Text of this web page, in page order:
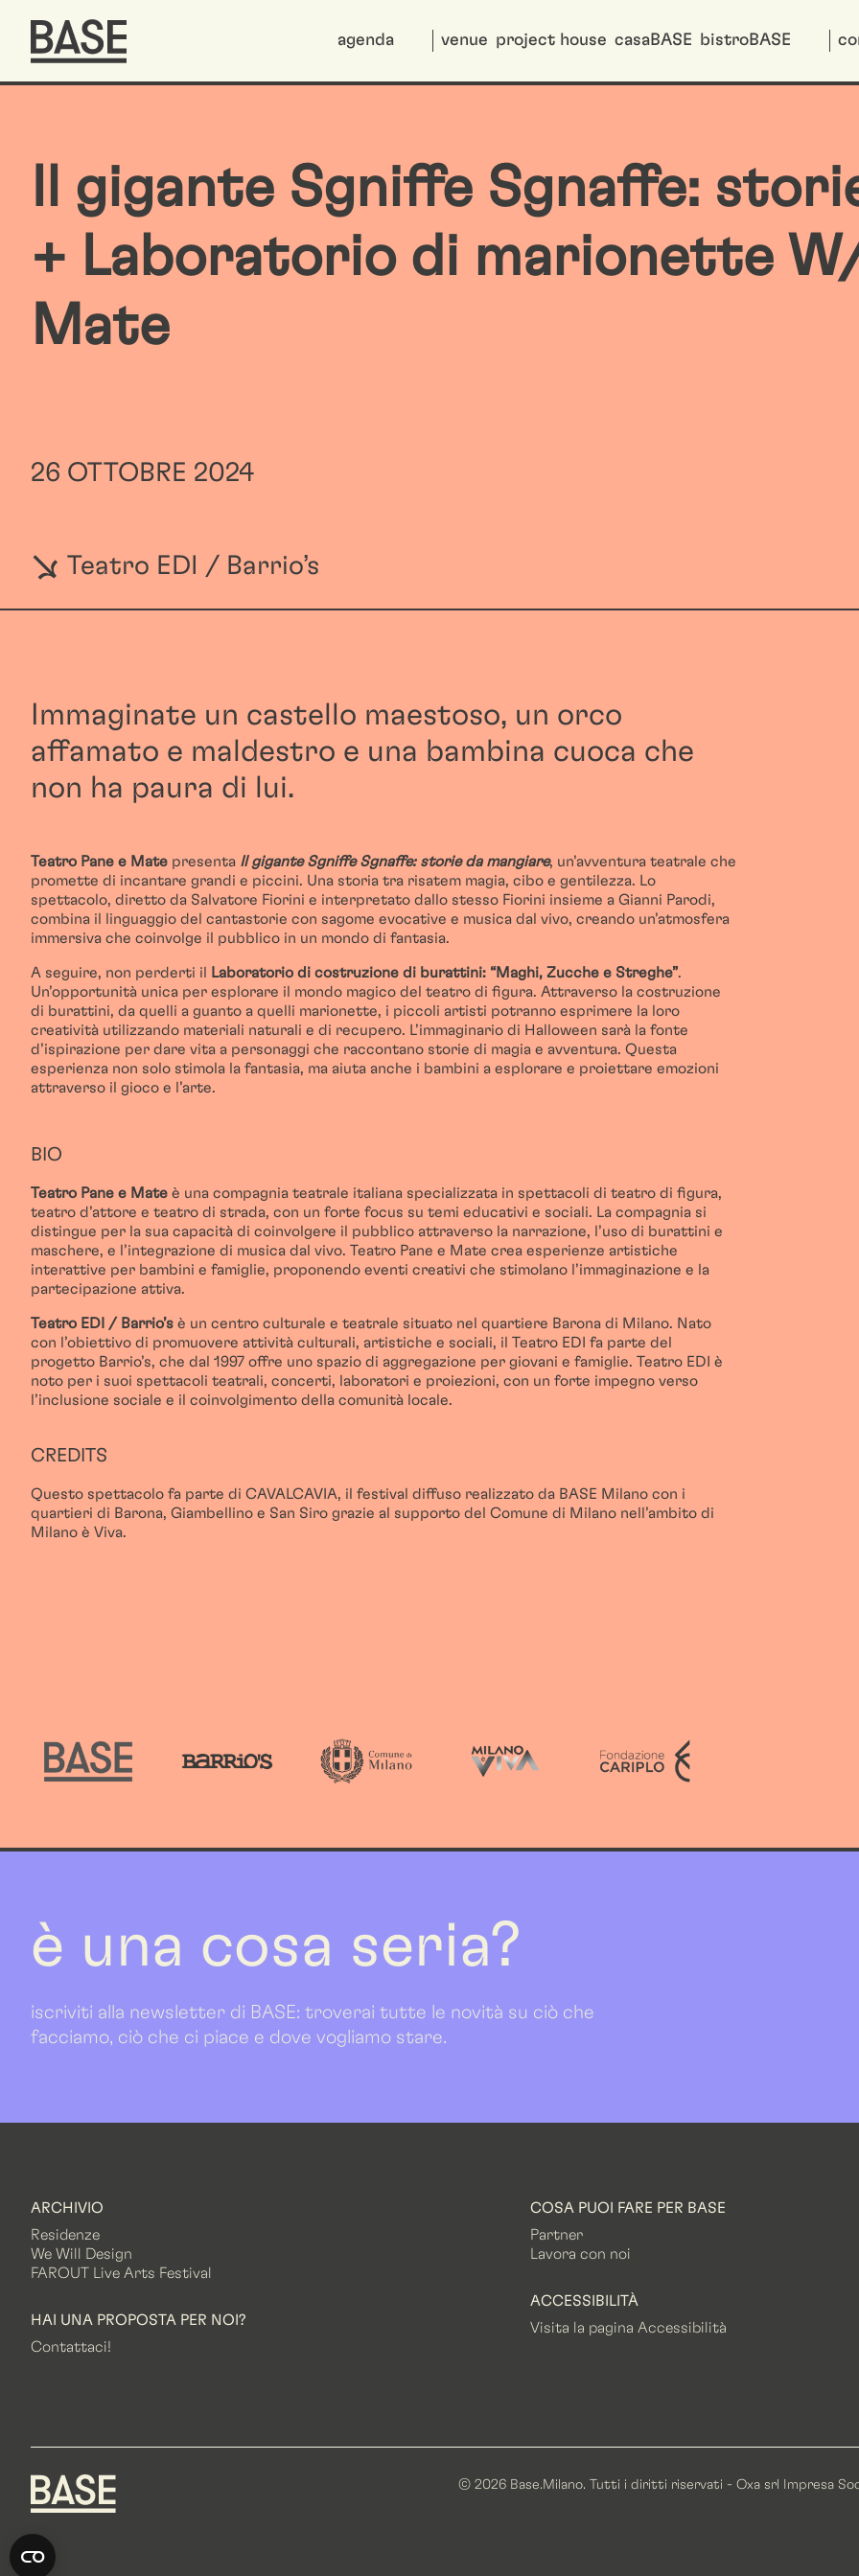
agenda venue project house casaBASE bistroBASE
Il gigante Sgniffe Sgnaffe:
+ Laboratorio di marionette
Mate
26 OTTOBRE 2024
Teatro EDI / Barrio’s
Immaginate un castello maestoso, un orco
affamato e maldestro e una bambina cuoca che
non ha paura di lui.
Teatro Pane e Mate presenta Il gigante Sgniffe Sgnaffe: storie da mangiare, un’avventura teatrale che
promette di incantare grandi e piccini. Una storia tra risatem magia, cibo e gentilezza. Lo
spettacolo, diretto da Salvatore Fiorini e interpretato dallo stesso Fiorini insieme a Gianni Parodi,
combina il linguaggio del cantastorie con sagome evocative e musica dal vivo, creando un’atmosfera
immersiva che coinvolge il pubblico in un mondo di fantasia.
A seguire, non perderti il Laboratorio di costruzione di burattini: “Maghi, Zucche e Streghe”.
Un’opportunità unica per esplorare il mondo magico del teatro di figura. Attraverso la costruzione
di burattini, da quelli a guanto a quelli marionette, i piccoli artisti potranno esprimere la loro
creatività utilizzando materiali naturali e di recupero. L’immaginario di Halloween sarà la fonte
d’ispirazione per dare vita a personaggi che raccontano storie di magia e avventura. Questa
esperienza non solo stimola la fantasia, ma aiuta anche i bambini a esplorare e proiettare emozioni
attraverso il gioco e l’arte.
BIO
Teatro Pane e Mate è una compagnia teatrale italiana specializzata in spettacoli di teatro di figura,
teatro d’attore e teatro di strada, con un forte focus su temi educativi e sociali. La compagnia si
distingue per la sua capacità di coinvolgere il pubblico attraverso la narrazione, l’uso di burattini e
maschere, e l’integrazione di musica dal vivo. Teatro Pane e Mate crea esperienze artistiche
interattive per bambini e famiglie, proponendo eventi creativi che stimolano l’immaginazione e la
partecipazione attiva.
Teatro EDI / Barrio’s è un centro culturale e teatrale situato nel quartiere Barona di Milano. Nato
con l’obiettivo di promuovere attività culturali, artistiche e sociali, il Teatro EDI fa parte del
progetto Barrio’s, che dal 1997 offre uno spazio di aggregazione per giovani e famiglie. Teatro EDI è
noto per i suoi spettacoli teatrali, concerti, laboratori e proiezioni, con un forte impegno verso
l’inclusione sociale e il coinvolgimento della comunità locale.
CREDITS
Questo spettacolo fa parte di CAVALCAVIA, il festival diffuso realizzato da BASE Milano con i
quartieri di Barona, Giambellino e San Siro grazie al supporto del Comune di Milano nell’ambito di
Milano è Viva.
è una cosa seria?
iscriviti alla newsletter di BASE: troverai tutte le novità su ciò che
facciamo, ciò che ci piace e dove vogliamo stare.
ARCHIVIO
Residenze
We Will Design
FAROUT Live Arts Festival
HAI UNA PROPOSTA PER NOI?
Contattaci!
COSA PUOI FARE PER BASE
Partner
Lavora con noi
ACCESSIBILITÀ
Visita la pagina Accessibilità
© 2026 Base.Milano. Tutti i diritti riservati - Oxa srl Impresa